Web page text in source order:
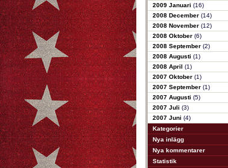
2009 Januari (16)
2008 December (14)
2008 November (12)
2008 Oktober (6)
2008 September (2)
2008 Augusti (1)
2008 April (1)
2007 Oktober (1)
2007 September (1)
2007 Augusti (5)
2007 Juli (3)
2007 Juni (4)
Kategorier
Nya inlägg
Nya kommentarer
Statistik